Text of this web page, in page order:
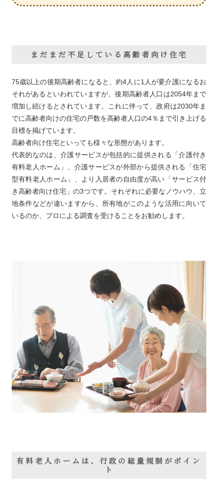
まだまだ不足している高齢者向け住宅
75歳以上の後期高齢者になると、約4人に1人が要介護になるお
それがあるといわれていますが、後期高齢者人口は2054年まで
増加し続けるとされています。これに伴って、政府は2030年ま
でに高齢者向けの住宅の戸数を高齢者人口の4％まで引き上げる
目標を掲げています。
高齢者向け住宅といっても様々な形態があります。
代表的なのは、介護サービスが包括的に提供される「介護付き
有料老人ホーム」、介護サービスが外部から提供される「住宅
型有料老人ホーム」、より入居者の自由度が高い「サービス付
き高齢者向け住宅」の3つです。それぞれに必要なノウハウ、立
地条件などが違いますから、所有地がこのような活用に向いて
いるのか、プロによる調査を受けることをお勧めします。
有料老人ホームは、行政の総量規制がポイン
ト